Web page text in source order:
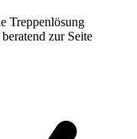
Treppenlösung
zur Seite